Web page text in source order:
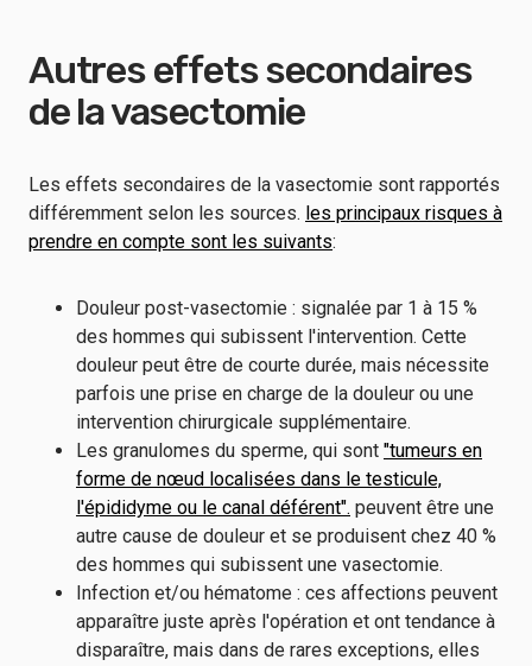
Autres effets secondaires
de la vasectomie
Les effets secondaires de la vasectomie sont rapportés
différemment selon les sources. les principaux risques à
prendre en compte sont les suivants:
Douleur post-vasectomie : signalée par 1 à 15 %
des hommes qui subissent l'intervention. Cette
douleur peut être de courte durée, mais nécessite
parfois une prise en charge de la douleur ou une
intervention chirurgicale supplémentaire.
Les granulomes du sperme, qui sont "tumeurs en
forme de nœud localisées dans le testicule,
l'épididyme ou le canal déférent". peuvent être une
autre cause de douleur et se produisent chez 40 %
des hommes qui subissent une vasectomie.
Infection et/ou hématome : ces affections peuvent
apparaître juste après l'opération et ont tendance à
disparaître, mais dans de rares exceptions, elles